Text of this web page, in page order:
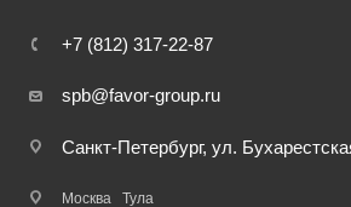
+7 (812) 317-22-87
spb@favor-group.ru
Санкт-Петербург, ул.
Москва Тула